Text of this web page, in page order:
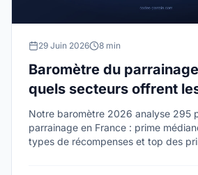
29 Juin 2026 8 min
Baromètre du
quels secteurs offrent
primes ?
Notre baromètre 2026 analyse 295
parrainage en France : prime
types de récompenses et top des